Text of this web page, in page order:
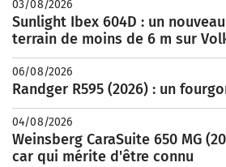
03/08/2026
Sunlight Ibex 604D : un
terrain de moins de 6 m sur
06/08/2026
Randger R595 (2026) : un
04/08/2026
Weinsberg CaraSuite 650 MG
car qui mérite d'être connu